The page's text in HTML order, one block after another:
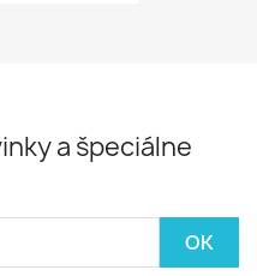
a špeciálne